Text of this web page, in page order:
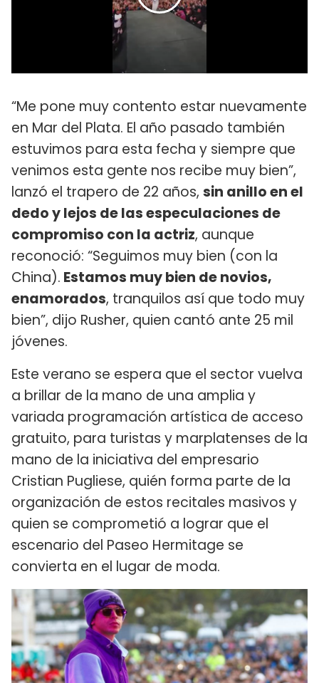
“Me pone muy contento estar nuevamente
en Mar del Plata. El año pasado también
estuvimos para esta fecha y siempre que
venimos esta gente nos recibe muy bien”,
lanzó el trapero de 22 años, sin anillo en el
dedo y lejos de las especulaciones de
compromiso con la actriz, aunque
reconoció: “Seguimos muy bien (con la
China). Estamos muy bien de novios,
enamorados, tranquilos así que todo muy
bien”, dijo Rusher, quien cantó ante 25 mil
jóvenes.
Este verano se espera que el sector vuelva
a brillar de la mano de una amplia y
variada programación artística de acceso
gratuito, para turistas y marplatenses de la
mano de la iniciativa del empresario
Cristian Pugliese, quién forma parte de la
organización de estos recitales masivos y
quien se comprometió a lograr que el
escenario del Paseo Hermitage se
convierta en el lugar de moda.